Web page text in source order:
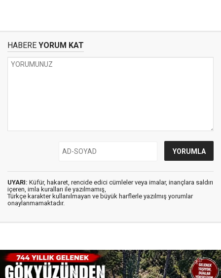
HABERE YORUM KAT
UYARI: Küfür, hakaret, rencide edici cümleler veya imalar, inançlara saldırı
içeren, imla kuralları ile yazılmamış,
Türkçe karakter kullanılmayan ve büyük harflerle yazılmış yorumlar
onaylanmamaktadır.